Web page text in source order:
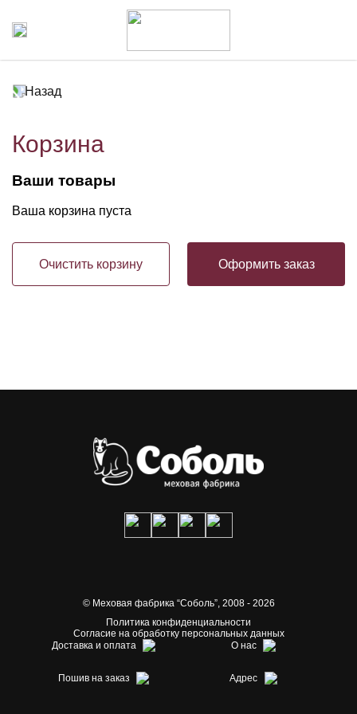
Назад
Корзина
Ваши товары
Ваша корзина пуста
Очистить корзину Оформить заказ
© Меховая фабрика “Соболь”,2008 - 2026
Политика конфиденциальности
Согласие на обработку персональных данных
Доставка и оплата
О нас
Пошив на заказ Адрес